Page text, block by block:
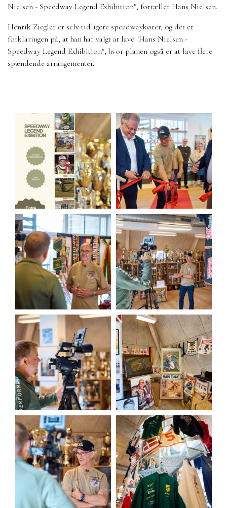
Nielsen - Speedway Legend Exhibition", fortæller Hans Nielsen.
Henrik Ziegler er selv tidligere speedwaykører, og det er
forklaringen på, at han har valgt at lave "Hans Nielsen -
Speedway Legend Exhibition", hvor planen også er at lave flere
spændende arrangementer.